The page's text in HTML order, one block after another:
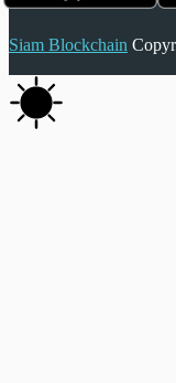
Siam Blockchain